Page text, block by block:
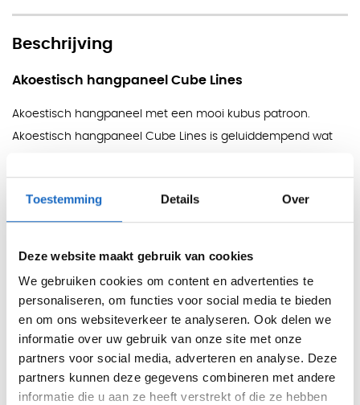
Toestemming Details Over
Deze website maakt gebruik van cookies
We gebruiken cookies om content en advertenties te
personaliseren, om functies voor social media te bieden
en om ons websiteverkeer te analyseren. Ook delen we
informatie over uw gebruik van onze site met onze
partners voor social media, adverteren en analyse. Deze
partners kunnen deze gegevens combineren met andere
informatie die u aan ze heeft verstrekt of die ze hebben
Beschrijving
Akoestisch hangpaneel Cube Lines
Akoestisch hangpaneel met een mooi kubus patroon.
Akoestisch hangpaneel Cube Lines is geluiddempend wat
uitstraling zorgt voor een aantrekkelijke akoestische
uitstekend ingezet worden als privacypaneel terwijl het
Akoestisch hangpaneel Cube Lines is tevens zeer duurzaam
en in 18 trendy kleuren verkrijgbaar.
Exclusief bij Officecity verkrijgbaar!
Afmetingen
Hoogte: 240 cm